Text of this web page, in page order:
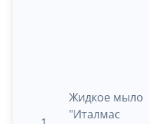
Жидкое мыло
"Италмас